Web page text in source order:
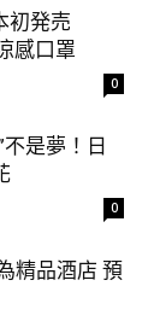
初発売
感口罩
0
是夢！日
0
精品酒店 預